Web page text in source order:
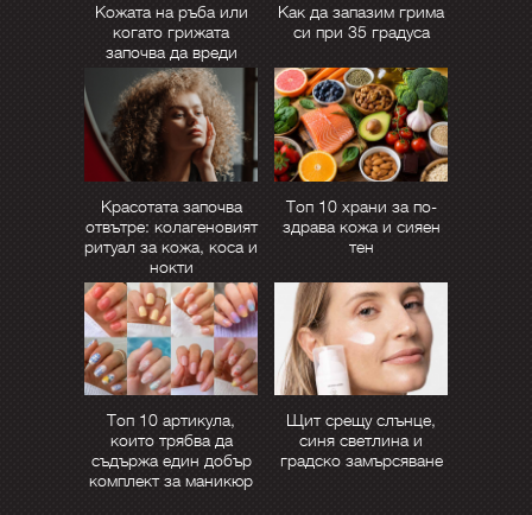
Кожата на ръба или
когато грижата
започва да вреди
Как да запазим грима
си при 35 градуса
Красотата започва
отвътре: колагеновият
ритуал за кожа, коса и
нокти
Топ 10 храни за по-
здрава кожа и сияен
тен
Топ 10 артикула,
които трябва да
съдържа един добър
комплект за маникюр
Щит срещу слънце,
синя светлина и
градско замърсяване